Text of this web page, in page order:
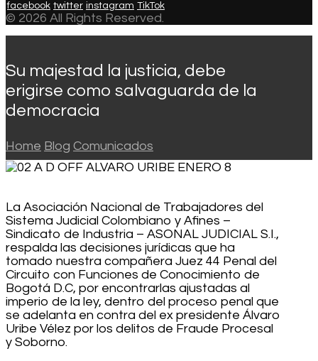
facebook twitter instagram TikTok
© 2026 All Rights Reserved.
Su majestad la justicia, debe
erigirse como salvaguarda de la
democracia
Home Blog Comunicados
La Asociación Nacional de Trabajadores del
Sistema Judicial Colombiano y Afines –
Sindicato de Industria – ASONAL JUDICIAL S.I.,
respalda las decisiones jurídicas que ha
tomado nuestra compañera Juez 44 Penal del
Circuito con Funciones de Conocimiento de
Bogotá D.C, por encontrarlas ajustadas al
imperio de la ley, dentro del proceso penal que
se adelanta en contra del ex presidente Álvaro
Uribe Vélez por los delitos de Fraude Procesal
y Soborno.